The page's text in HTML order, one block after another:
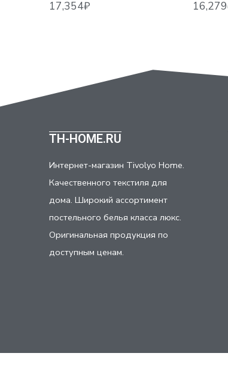
TH-HOME.RU
Интернет-магазин Tivolyo Home.
Качественного текстиля для
дома. Широкий ассортимент
постельного белья класса люкс.
Оригинальная продукция по
доступным ценам.